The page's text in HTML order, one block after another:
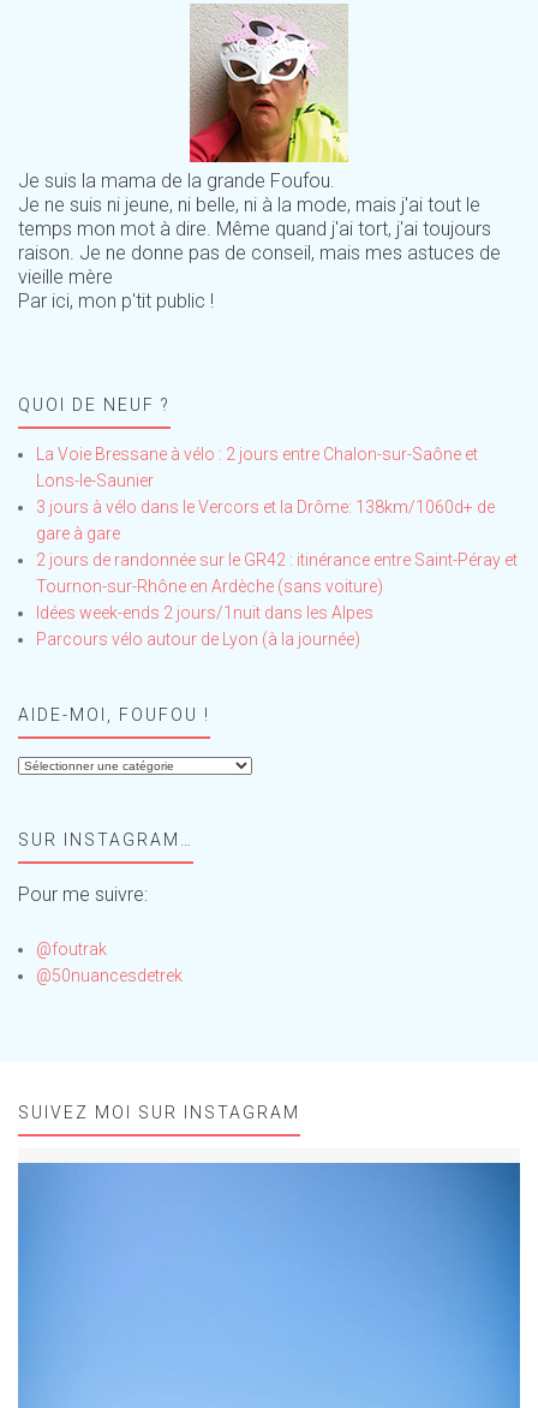
Je suis la mama de la grande Foufou.
Je ne suis ni jeune, ni belle, ni à la mode, mais j'ai tout le
temps mon mot à dire. Même quand j'ai tort, j'ai toujours
raison. Je ne donne pas de conseil, mais mes astuces de
vieille mère
Par ici, mon p'tit public !
QUOI DE NEUF ?
La Voie Bressane à vélo : 2 jours entre Chalon-sur-Saône et
Lons-le-Saunier
3 jours à vélo dans le Vercors et la Drôme: 138km/1060d+ de
gare à gare
2 jours de randonnée sur le GR42 : itinérance entre Saint-Péray et
Tournon-sur-Rhône en Ardèche (sans voiture)
Idées week-ends 2 jours/1nuit dans les Alpes
Parcours vélo autour de Lyon (à la journée)
AIDE-MOI, FOUFOU !
Aide-
!SUR INSTAGRAM…
Pour me suivre:
@foutrak
@50nuancesdetrek
SUIVEZ MOI SUR INSTAGRAM